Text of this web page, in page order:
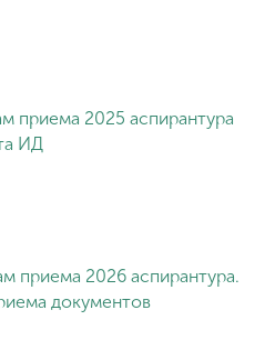
приема 2025 аспирантура
ИД
приема 2026 аспирантура.
документов